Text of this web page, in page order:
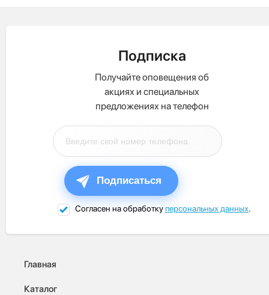
Подписка
Получайте оповещения об
акциях и специальных
предложениях на телефон
Подписаться
Согласен на обработкуперсональных данных.
Главная
Каталог